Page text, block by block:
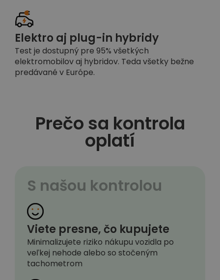
Elektro aj plug-in hybridy
Test je dostupný pre 95% všetkých
elektromobilov aj hybridov. Teda všetky bežne
predávané v Európe.
Prečo sa kontrola
oplatí
S našou kontrolou
Viete presne, čo kupujete
Minimalizujete riziko nákupu vozidla po
veľkej nehode alebo so stočeným
tachometrom